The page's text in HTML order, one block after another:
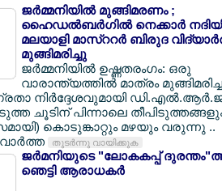
ജര്‍മ്മനിയില്‍ മുങ്ങിമരണം ;
ഹൈഡല്‍ബര്‍ഗില്‍ നെക്കാര്‍
മലയാളി മാസ്ററര്‍ ബിരുദ
മുങ്ങിമരിച്ചു
ജര്‍മ്മനിയില്‍ ഉഷ്ണതരംഗം: ഒരു
വാരാന്ത്യത്തില്‍ മാത്രം
നിര്‍ദ്ദേശവുമായി
ചൂടിന് പിന്നാലെ
കൊടുങ്കാറ്റും മഴയും വരുന്നു ..
വാര്‍ത്ത
തുടര്‍ന്നു വായിക്കുക
ജര്‍മനിയുടെ "ലോകകപ്പ്
ഞെട്ടി ആരാധകര്‍